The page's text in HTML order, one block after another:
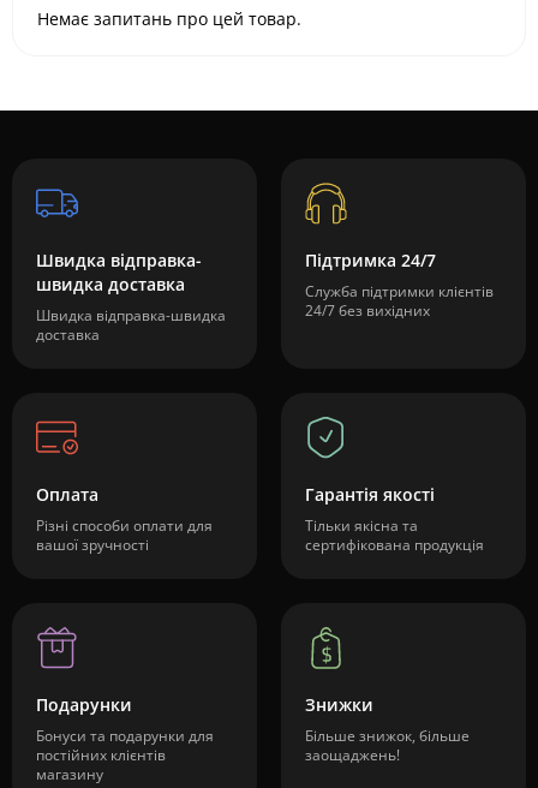
Немає запитань про цей товар.
Швидка відправка-
швидка доставка
Швидка відправка-швидка
доставка
Підтримка 24/7
Служба підтримки клієнтів
24/7 без вихідних
Оплата
Різні способи оплати для
вашої зручності
Гарантія якості
Тільки якісна та
сертифікована продукція
Подарунки
Бонуси та подарунки для
постійних клієнтів
магазину
Знижки
Більше знижок, більше
заощаджень!